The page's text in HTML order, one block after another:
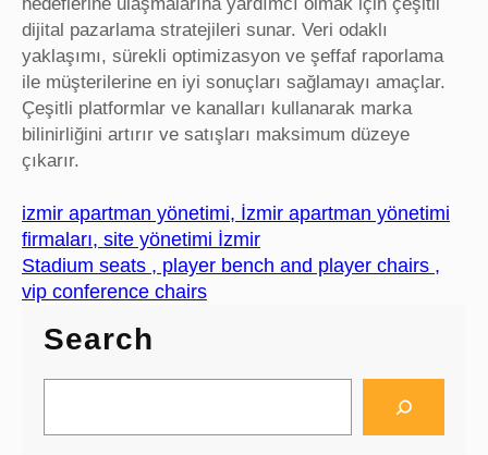
dijital pazarlama stratejileri sunar. Veri odaklı
yaklaşımı, sürekli optimizasyon ve şeffaf raporlama
ile müşterilerine en iyi sonuçları sağlamayı amaçlar.
Çeşitli platformlar ve kanalları kullanarak marka
bilinirliğini artırır ve satışları maksimum düzeye
çıkarır.
izmir apartman yönetimi, İzmir apartman yönetimi
firmaları, site yönetimi İzmir
Stadium seats , player bench and player chairs ,
vip conference chairs
Search
a